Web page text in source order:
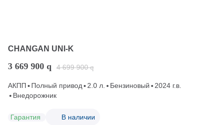
CHANGAN UNI-K
3 669 900 q 4 699 900 q
АКПП Полный привод 2.0 л. Бензиновый
2024 г.в.
Внедорожник
Гарантия В наличии